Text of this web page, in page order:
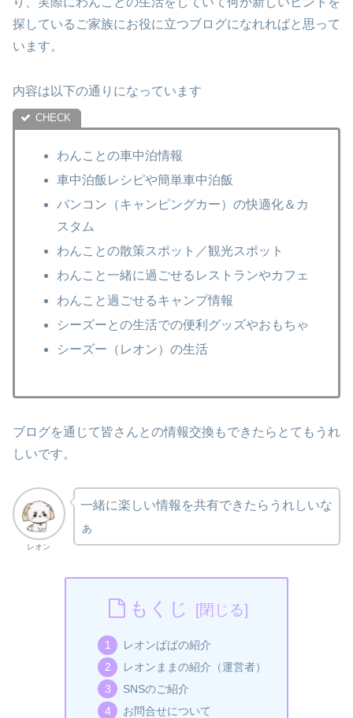
探しているご家族にお役に立つブログになれればと思って
います。
内容は以下の通りになっています
わんことの車中泊情報
車中泊飯レシピや簡単車中泊飯
バンコン（キャンピングカー）の快適化＆カ
スタム
わんことの散策スポット／観光スポット
わんこと一緒に過ごせるレストランやカフェ
わんこと過ごせるキャンプ情報
シーズーとの生活での便利グッズやおもちゃ
シーズー（レオン）の生活
ブログを通じて皆さんとの情報交換もできたらとてもうれ
しいです。
レオン
一緒に楽しい情報を共有できたらうれしいな
ぁ
もくじ
レオンぱぱの紹介
レオンままの紹介（運営者）
SNSのご紹介
お問合せについて